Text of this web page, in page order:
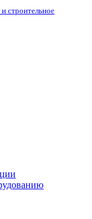
строительное